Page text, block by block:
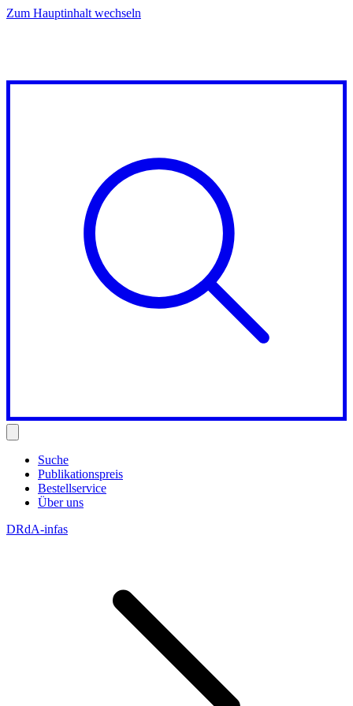
Zum Hauptinhalt wechseln
Suche
Publikationspreis
Bestellservice
Über uns
DRdA-infas